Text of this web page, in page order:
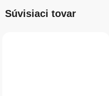
Súvisiaci tovar